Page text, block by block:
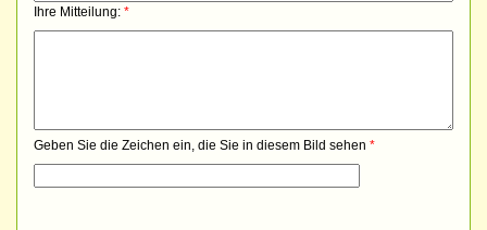
Ihre Mitteilung: *
Geben Sie die Zeichen ein, die Sie in diesem Bild sehen *